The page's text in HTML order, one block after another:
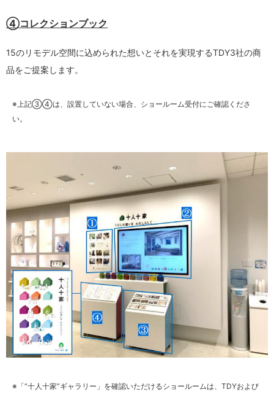
④コレクションブック
15のリモデル空間に込められた想いとそれを実現するTDY3社の商
品をご提案します。
※上記③④は、設置していない場合、ショールーム受付にご確認くださ
い。
※「“十人十家”ギャラリー」を確認いただけるショールームは、TDYおよび